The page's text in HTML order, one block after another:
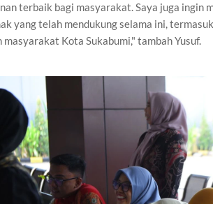
terbaik bagi masyarakat. Saya juga ingin
yang telah mendukung selama ini,
masyarakat Kota Sukabumi," tambah Yusuf.